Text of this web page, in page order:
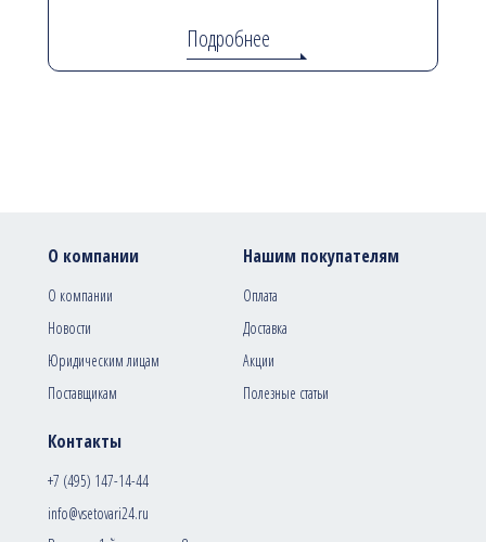
Подробнее
Контакты
+7 (495) 147-14-44
info@vsetovari24.ru
О компании
О компании
Новости
Юридическим лицам
Поставщикам
Нашим покупателям
Оплата
Доставка
Акции
Полезные статьи